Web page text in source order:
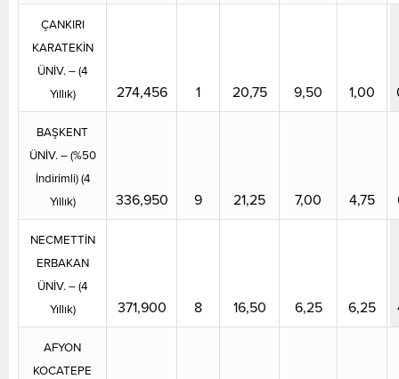
ÇANKIRI
KARATEKİN
ÜNİV. – (4
Yıllık)
274,456 1 20,75 9,50 1,00
BAŞKENT
ÜNİV. – (%50
İndirimli) (4
Yıllık)
336,950 9 21,25 7,00 4,75
NECMETTİN
ERBAKAN
ÜNİV. – (4
Yıllık)
371,900 8 16,50 6,25 6,25
AFYON
KOCATEPE